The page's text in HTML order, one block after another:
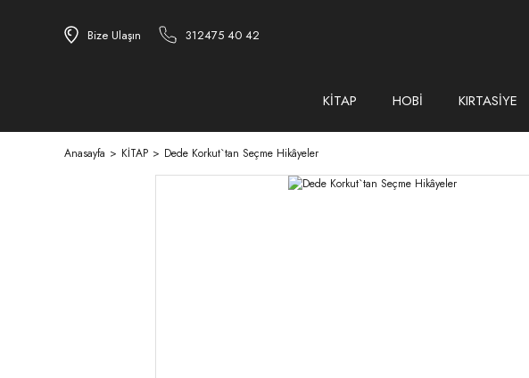
Bize Ulaşın 312475 40 42
KİTAP HOBİ KIRTASİYE
Anasayfa KİTAP Dede Korkut`tan Seçme Hikâyeler